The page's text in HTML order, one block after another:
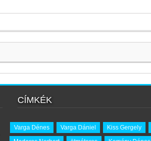
CÍMKÉK
Varga Dénes Varga Dániel Kiss Gergely